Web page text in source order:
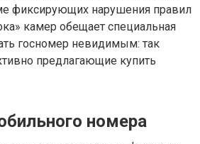
фиксирующих нарушения правил
камер обещает специальная
госномер невидимым: так
предлагающие купить
номера